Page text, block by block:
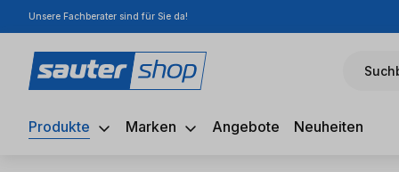
Hauptinhalt springen
Zur Suche springen
Zur Hauptnavigation springen
Unsere Fachberater sind für Sie da!
Produkte Marken Angebote Neuheiten